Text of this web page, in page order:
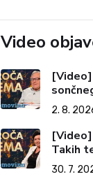
Video
[Video]
lune do
tema,
2. 8.
[Video]
Takih
7.
30. 7.